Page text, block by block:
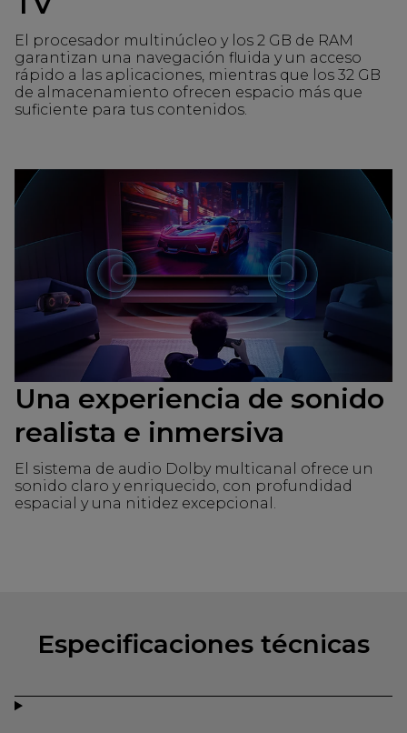
El procesador multinúcleo y los 2 GB de RAM
garantizan una navegación fluida y un acceso
rápido a las aplicaciones, mientras que los 32 GB
de almacenamiento ofrecen espacio más que
suficiente para tus contenidos.
Una experiencia de sonido
realista e inmersiva
El sistema de audio Dolby multicanal ofrece un
sonido claro y enriquecido, con profundidad
espacial y una nitidez excepcional.
Especificaciones técnicas